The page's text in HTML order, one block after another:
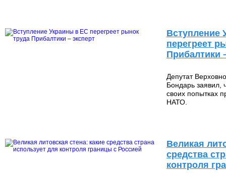
Вступление
перегреет
Прибалтики
Депутат
Бондарь заявил,
своих попытках
НАТО.
Великая
средства
контроля